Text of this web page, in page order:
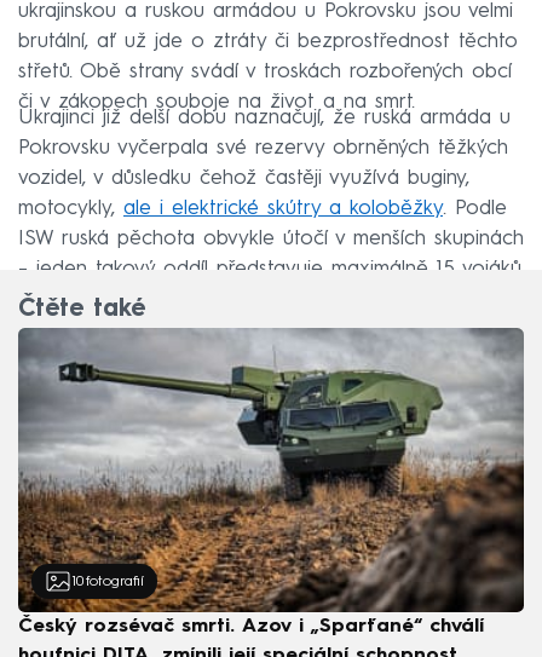
ukrajinskou a ruskou armádou u Pokrovsku jsou velmi
brutální, ať už jde o ztráty či bezprostřednost těchto
střetů. Obě strany svádí v troskách rozbořených obcí
či v zákopech souboje na život a na smrt.
Ukrajinci již delší dobu naznačují, že ruská armáda u
Pokrovsku vyčerpala své rezervy obrněných těžkých
vozidel, v důsledku čehož častěji využívá buginy,
motocykly, ale i elektrické skútry a koloběžky. Podle
ISW ruská pěchota obvykle útočí v menších skupinách
– jeden takový oddíl představuje maximálně 15 vojáků.
Čtěte také
10 fotografií
Český rozsévač smrti. Azov i „Sparťané“ chválí